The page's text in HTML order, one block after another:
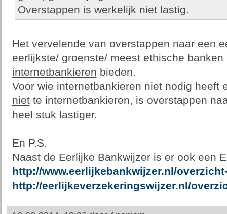
Overstappen is werkelijk niet lastig.
Het vervelende van overstappen naar een
eerlijkste/ groenste/ meest ethische
internetbankieren bieden.
Voor wie internetbankieren niet nodig heeft
niette internetbankieren, is overstappen
heel stuk lastiger.
En P.S.
Naast de Eerlijke Bankwijzer is er ook een
http://www.eerlijkebankwijzer.nl/
http://eerlijkeverzekeringswijzer.nl/